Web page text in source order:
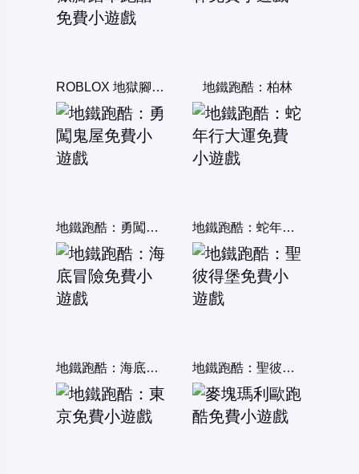
ROBLOX 地獄腳踏車跑酷 地鐵跑酷：柏林
地鐵跑酷：勇闖鬼屋 地鐵跑酷：蛇年行大運
地鐵跑酷：海底冒險 地鐵跑酷：聖彼得堡